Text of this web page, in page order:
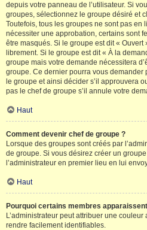
depuis votre panneau de l’utilisateur. Si
groupes, sélectionnez le groupe désiré et
Toutefois, tous les groupes ne sont pas en
nécessiter une approbation, certains sont
être masqués. Si le groupe est dit «
librement. Si le groupe est dit « À la
groupe mais votre demande nécessitera
groupe. Ce dernier pourra vous
le groupe et ainsi décider s’il approuvera
pas le chef de groupe s’il annule votre
Haut
Comment devenir chef de groupe ?
Lorsque des groupes sont créés par
de groupe. Si vous désirez créer un
l’administrateur en premier lieu en lui
Haut
Pourquoi certains membres
L’administrateur peut attribuer une
rendre facilement identifiables.